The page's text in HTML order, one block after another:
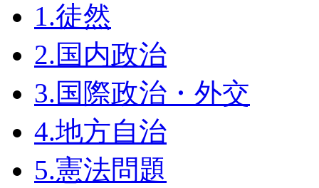
1.徒然
2.国内政治
3.国際政治・外交
4.地方自治
5.憲法問題